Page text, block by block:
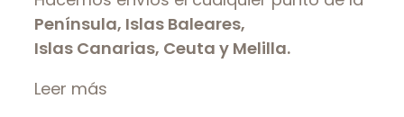
Península, Islas Baleares,
Islas Canarias, Ceuta y Melilla.
Leer más